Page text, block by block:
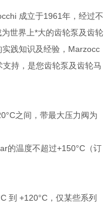
成立于1961年，经过不
世界上*大的齿轮泵及齿轮
践知识及经验，Marzocc
持，是您齿轮泵及齿轮马
之间，带最大压力阀为
的温度不超过+150°C（订
到 +120°C，仅某些系列